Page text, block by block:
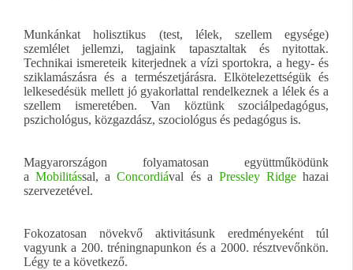
Munkánkat holisztikus (test, lélek, szellem egysége)
szemlélet jellemzi, tagjaink tapasztaltak és nyitottak.
Technikai ismereteik kiterjednek a vízi sportokra, a hegy- és
sziklamászásra és a természetjárásra. Elkötelezettségük és
lelkesedésük mellett jó gyakorlattal rendelkeznek a lélek és a
szellem ismeretében. Van köztünk szociálpedagógus,
pszichológus, közgazdász, szociológus és pedagógus is.
Magyarországon folyamatosan együttműködünk
aMobilitással, aConcordiával és a Pressley Ridgehazai
szervezetével.
Fokozatosan növekvő aktivitásunk eredményeként túl
vagyunk a 200. tréningnapunkon és a 2000. résztvevőnkön.
Légy te a következő.